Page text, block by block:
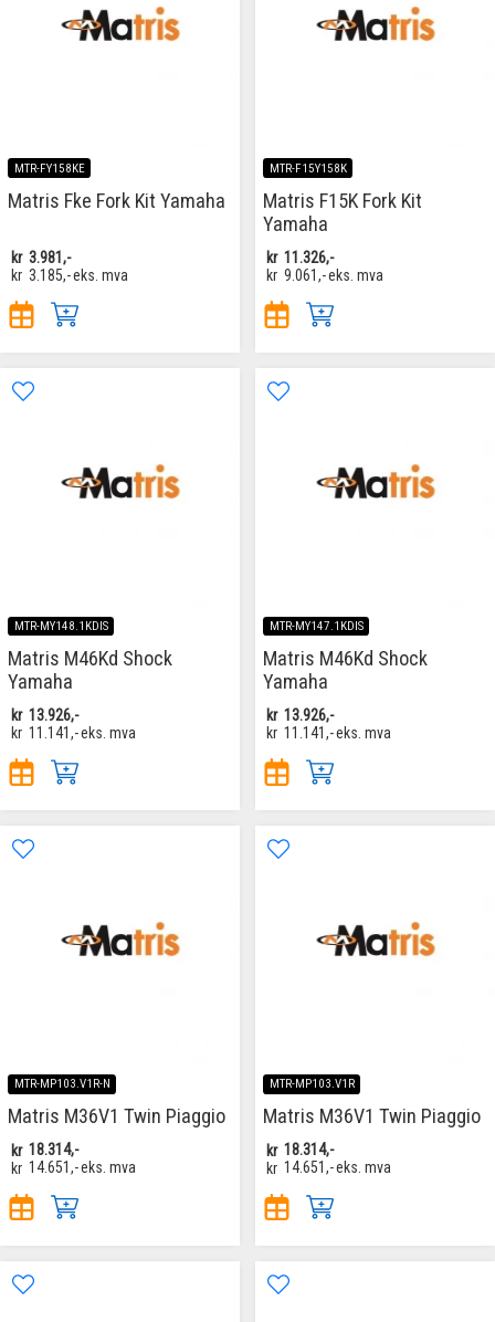
MTR-FY158KE
Matris Fke Fork Kit Yamaha
kr 3.981,-
kr 3.185,-eks. mva
MTR-F15Y158K
Matris F15K Fork Kit
Yamaha
kr 11.326,-
kr 9.061,-eks. mva
MTR-MY148.1KDIS
Matris M46Kd Shock
Yamaha
kr 13.926,-
kr 11.141,-eks. mva
MTR-MY147.1KDIS
Matris M46Kd Shock
Yamaha
kr 13.926,-
kr 11.141,-eks. mva
MTR-MP103.V1R-N
Matris M36V1 Twin Piaggio
kr 18.314,-
kr 14.651,-eks. mva
MTR-MP103.V1R
Matris M36V1 Twin Piaggio
kr 18.314,-
kr 14.651,-eks. mva